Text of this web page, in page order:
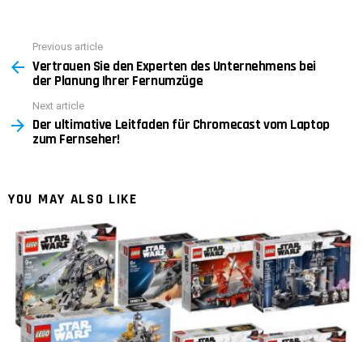
more
Previous article
Vertrauen Sie den Experten des Unternehmens bei
der Planung Ihrer Fernumzüge
Next article
Der ultimative Leitfaden für Chromecast vom Laptop
zum Fernseher!
YOU MAY ALSO LIKE